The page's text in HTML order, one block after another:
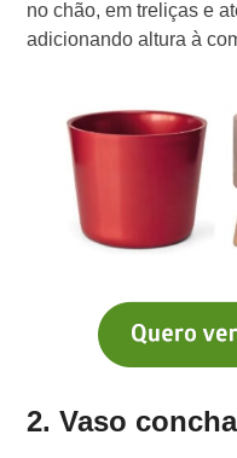
no chão, em treliças e
adicionando altura à
2. Vaso concha